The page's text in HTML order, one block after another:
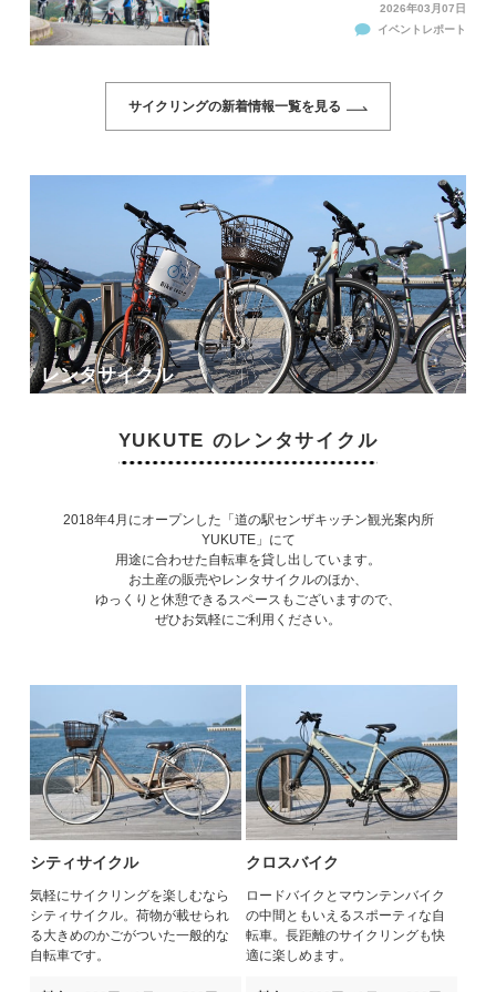
2026年03月07日
イベントレポート
サイクリングの新着情報一覧を見る
レンタサイクル
YUKUTE のレンタサイクル
2018年4月にオープンした「道の駅センザキッチン観光案内所
YUKUTE」にて
用途に合わせた自転車を貸し出しています。
お土産の販売やレンタサイクルのほか、
ゆっくりと休憩できるスペースもございますので、
ぜひお気軽にご利用ください。
シティサイクル
気軽にサイクリングを楽しむなら
シティサイクル。荷物が載せられ
る大きめのかごがついた一般的な
自転車です。
クロスバイク
ロードバイクとマウンテンバイク
の中間ともいえるスポーティな自
転車。長距離のサイクリングも快
適に楽しめます。